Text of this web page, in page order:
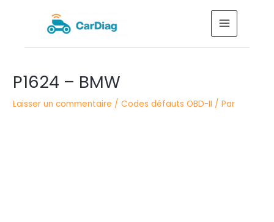
MAIN
MENU
P1624 – BMW
Laisser un commentaire /Codes défauts OBD-II / Par
des
articles